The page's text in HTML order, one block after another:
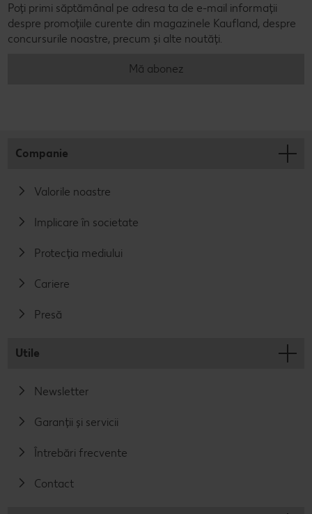
Poți primi săptămânal pe adresa ta de e-mail informații
despre promoțiile curente din magazinele Kaufland, despre
concursurile noastre, precum și alte noutăți.
Mă abonez
Companie
Valorile noastre
Implicare în societate
Protecția mediului
Cariere
Presă
Utile
Newsletter
Garanții și servicii
Întrebări frecvente
Contact